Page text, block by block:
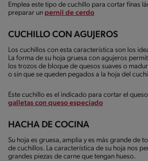
Emplea este tipo de cuchillo para cortar finas
preparar un pernil de cerdo
CUCHILLO CON AGUJEROS
Los cuchillos con esta característica son los
La forma de su hoja gruesa con agujeros
los trozos de bloque de quesos suaves o
o sin que se queden pegados a la hoja del
Este cuchillo es el indicado para cortar el
galletas con queso especiado
HACHA DE COCINA
Su hoja es gruesa, amplia y es más grande de
de cuchillos. La característica de su hoja nos
grandes piezas de carne que tengan hueso.